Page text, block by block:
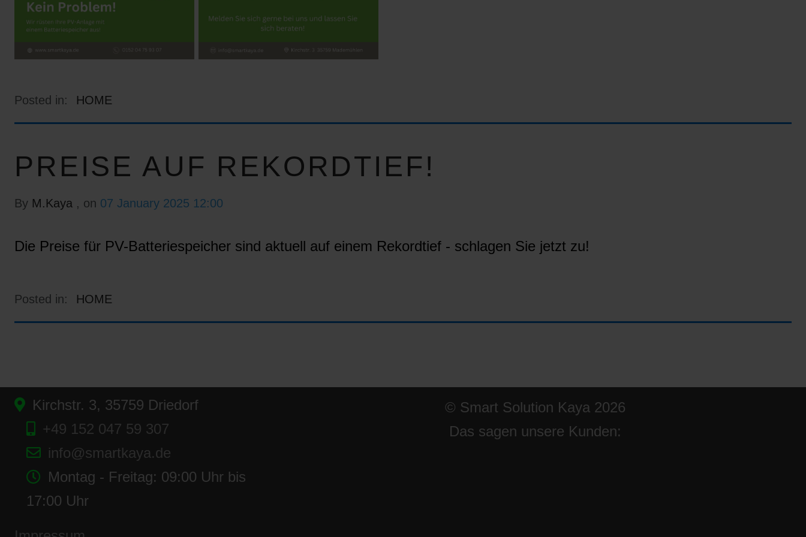
Posted in: HOME
PREISE AUF REKORDTIEF!
By M.Kaya , on 07 January 2025 12:00
Die Preise für PV-Batteriespeicher sind aktuell auf einem Rekordtief - schlagen Sie jetzt zu!
Posted in: HOME
Kirchstr. 3, 35759 Driedorf
+49 152 047 59 307
info@smartkaya.de
Montag - Freitag: 09:00 Uhr bis
17:00 Uhr
© Smart Solution Kaya 2026
Das sagen unsere Kunden: